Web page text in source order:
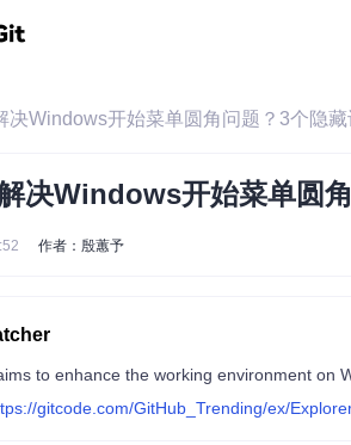
决Windows开始菜单圆角问题？3个隐
决Windows开始菜单圆
作者：殷蕙予
to enhance the working environment on
gitcode.com/GitHub_Trending/ex/